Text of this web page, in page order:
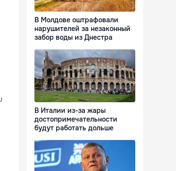
В Молдове оштрафовали
нарушителей за незаконный
забор воды из Днестра
В Италии из-за жары
достопримечательности
будут работать дольше